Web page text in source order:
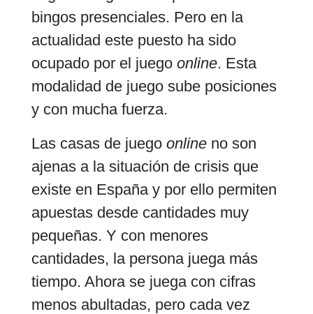
bingos presenciales. Pero en la
actualidad este puesto ha sido
ocupado por el juego online. Esta
modalidad de juego sube posiciones
y con mucha fuerza.
Las casas de juego onlineno son
ajenas a la situación de crisis que
existe en España y por ello permiten
apuestas desde cantidades muy
pequeñas. Y con menores
cantidades, la persona juega más
tiempo. Ahora se juega con cifras
menos abultadas, pero cada vez